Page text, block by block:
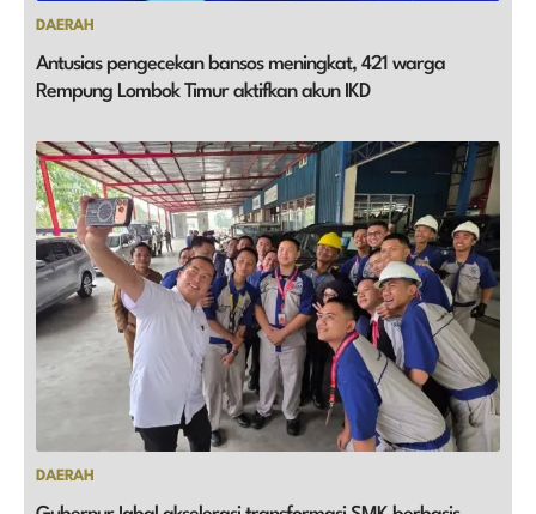
DAERAH
Antusias pengecekan bansos meningkat, 421 warga
Rempung Lombok Timur aktifkan akun IKD
DAERAH